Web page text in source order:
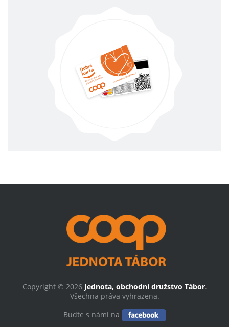
Copyright © 2026 Jednota, obchodní družstvo Tábor.
Všechna práva vyhrazena.
Buďte s námi na